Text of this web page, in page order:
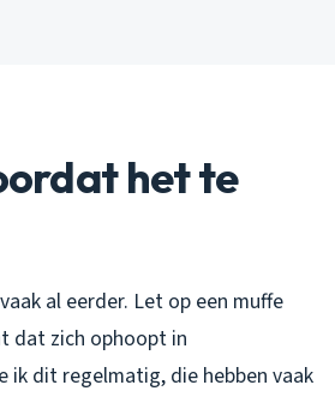
het te
al eerder. Let op een muffe
dat zich ophoopt in
ik dit regelmatig, die hebben vaak